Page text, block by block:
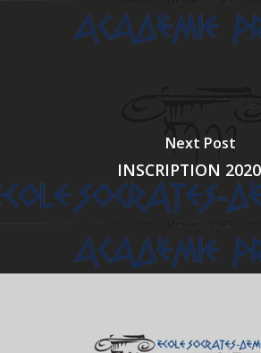
Next Post
INSCRIPTION